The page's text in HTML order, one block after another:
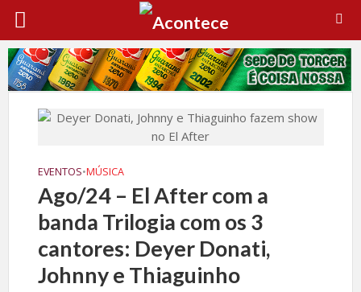
EVENTOS•MÚSICA
Ago/24 – El After com a
banda Trilogia com os 3
cantores: Deyer Donati,
Johnny e Thiaguinho